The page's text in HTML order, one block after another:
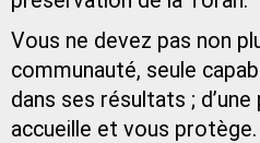
Vous ne devez pas non
communauté, seule
dans ses résultats ;
accueille et vous